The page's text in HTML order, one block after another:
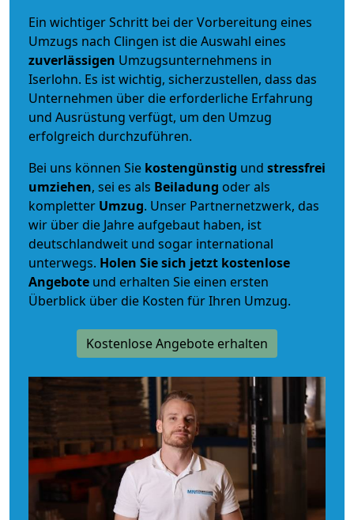
Ein wichtiger Schritt bei der Vorbereitung eines
Umzugs nach Clingen ist die Auswahl eines
zuverlässigen Umzugsunternehmens in
Iserlohn. Es ist wichtig, sicherzustellen, dass das
Unternehmen über die erforderliche Erfahrung
und Ausrüstung verfügt, um den Umzug
erfolgreich durchzuführen.
Bei uns können Sie kostengünstig und stressfrei
umziehen, sei es als Beiladung oder als
kompletter Umzug. Unser Partnernetzwerk, das
wir über die Jahre aufgebaut haben, ist
deutschlandweit und sogar international
unterwegs. Holen Sie sich jetzt kostenlose
Angebote und erhalten Sie einen ersten
Überblick über die Kosten für Ihren Umzug.
Kostenlose Angebote erhalten